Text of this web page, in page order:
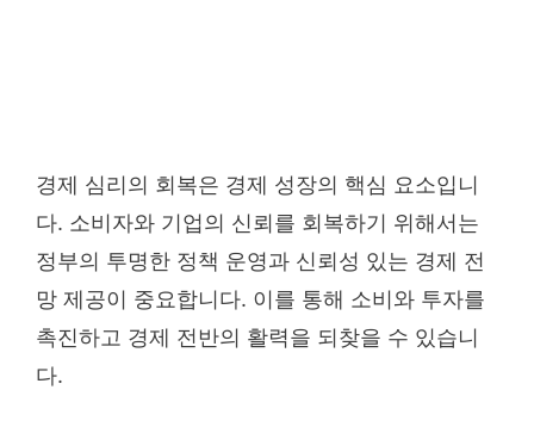
경제 심리의 회복은 경제 성장의 핵심 요소입니
다. 소비자와 기업의 신뢰를 회복하기 위해서는
정부의 투명한 정책 운영과 신뢰성 있는 경제 전
망 제공이 중요합니다. 이를 통해 소비와 투자를
촉진하고 경제 전반의 활력을 되찾을 수 있습니
다.